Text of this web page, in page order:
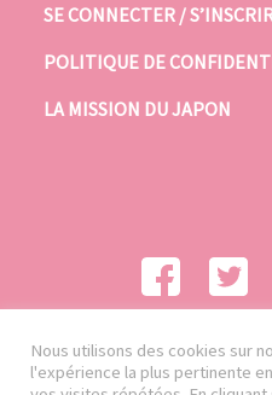
SE CONNECTER /
POLITIQUE DE
LA MISSION DU JAPON
Nous utilisons des cookies sur
l'expérience la plus pertinente